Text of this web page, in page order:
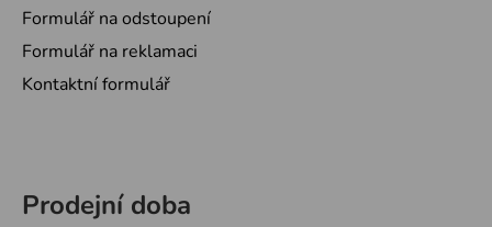
Formulář na odstoupení
Formulář na reklamaci
Kontaktní formulář
Prodejní doba